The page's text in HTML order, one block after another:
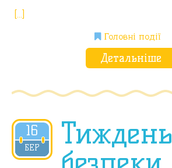
[…]
Головні події
Детальніше
16
БЕР
2018
Тиждень